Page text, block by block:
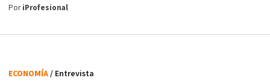
PoriProfesional
ECONOMÍA/ Entrevista